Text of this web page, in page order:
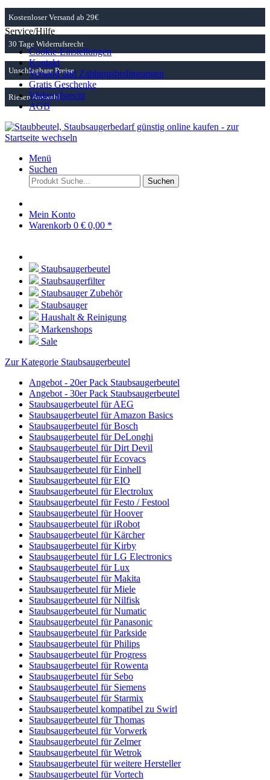
Kostenloser Versand ab 29€
30 Tage Widerrufsrecht
Unschlagbare Preise
Riesen Auswahl
Service/Hilfe
Cookie-Einstellungen
Kontakt
Versand und Zahlungsbedingungen
Gratis Geschenke
Widerrufsrecht
AGB
Menü
Suchen
Suchen
Mein Konto
Warenkorb 0 € 0,00 *
Staubsaugerbeutel
Staubsaugerfilter
Staubsauger Zubehör
Staubsauger
Haushalt & Reinigung
Markenshops
Sale
Zur Kategorie Staubsaugerbeutel
Angebot - 20er Pack Staubsaugerbeutel
Angebot - 30er Pack Staubsaugerbeutel
Staubsaugerbeutel für AEG
Staubsaugerbeutel für Amazon Basics
Staubsaugerbeutel für Bosch
Staubsaugerbeutel für DeLonghi
Staubsaugerbeutel für Dirt Devil
Staubsaugerbeutel für Ecovacs
Staubsaugerbeutel für Einhell
Staubsaugerbeutel für EIO
Staubsaugerbeutel für Electrolux
Staubsaugerbeutel für Festo / Festool
Staubsaugerbeutel für Hoover
Staubsaugerbeutel für iRobot
Staubsaugerbeutel für Kärcher
Staubsaugerbeutel für Kirby
Staubsaugerbeutel für LG Electronics
Staubsaugerbeutel für Lux
Staubsaugerbeutel für Makita
Staubsaugerbeutel für Miele
Staubsaugerbeutel für Nilfisk
Staubsaugerbeutel für Numatic
Staubsaugerbeutel für Panasonic
Staubsaugerbeutel für Parkside
Staubsaugerbeutel für Philips
Staubsaugerbeutel für Progress
Staubsaugerbeutel für Rowenta
Staubsaugerbeutel für Sebo
Staubsaugerbeutel für Siemens
Staubsaugerbeutel für Starmix
Staubsaugerbeutel kompatibel zu Swirl
Staubsaugerbeutel für Thomas
Staubsaugerbeutel für Vorwerk
Staubsaugerbeutel für Zelmer
Staubsaugerbeutel für Wetrok
Staubsaugerbeutel für weitere Hersteller
Staubsaugerbeutel für Vortech